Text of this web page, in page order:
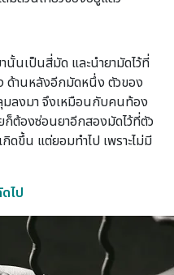
นั้นเป็นสี่มัด และนำยามัดไว้ที่
ด้านหลังอีกมัดหนึ่ง ตัวของ
มลงมา จึงเหมือนกับคนท้อง
องซ่อนยาอีกสองมัดไว้ที่ตัว
ขึ้น แต่ยอมทำไป เพราะไม่มี
ไป